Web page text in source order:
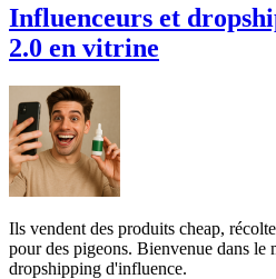
Influenceurs et
2.0 en vitrine
Ils vendent des produits cheap,
pour des pigeons. Bienvenue dans le
dropshipping d'influence.